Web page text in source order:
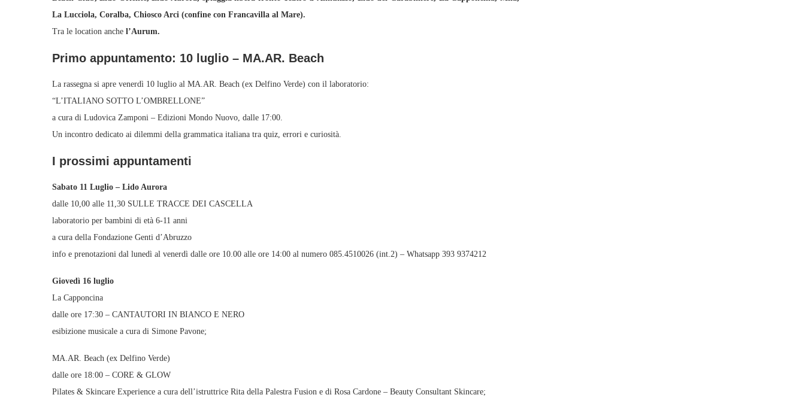
La Lucciola, Coralba, Chiosco Arci (confine con Francavilla al Mare).
Tra le location anche l’Aurum.
Primo appuntamento: 10 luglio – MA.AR. Beach
La rassegna si apre venerdì 10 luglio al MA.AR. Beach (ex Delfino Verde) con il laboratorio:
“L’ITALIANO SOTTO L’OMBRELLONE”
a cura di Ludovica Zamponi – Edizioni Mondo Nuovo, dalle 17:00.
Un incontro dedicato ai dilemmi della grammatica italiana tra quiz, errori e curiosità.
I prossimi appuntamenti
Sabato 11 Luglio – Lido Aurora
dalle 10,00 alle 11,30 SULLE TRACCE DEI CASCELLA
laboratorio per bambini di età 6-11 anni
a cura della Fondazione Genti d’Abruzzo
info e prenotazioni dal lunedì al venerdì dalle ore 10.00 alle ore 14:00 al numero 085.4510026 (int.2) – Whatsapp 393 9374212
Giovedì 16 luglio
La Capponcina
dalle ore 17:30 – CANTAUTORI IN BIANCO E NERO
esibizione musicale a cura di Simone Pavone;
MA.AR. Beach (ex Delfino Verde)
dalle ore 18:00 – CORE & GLOW
Pilates & Skincare Experience a cura dell’istruttrice Rita della Palestra Fusion e di Rosa Cardone – Beauty Consultant Skincare;